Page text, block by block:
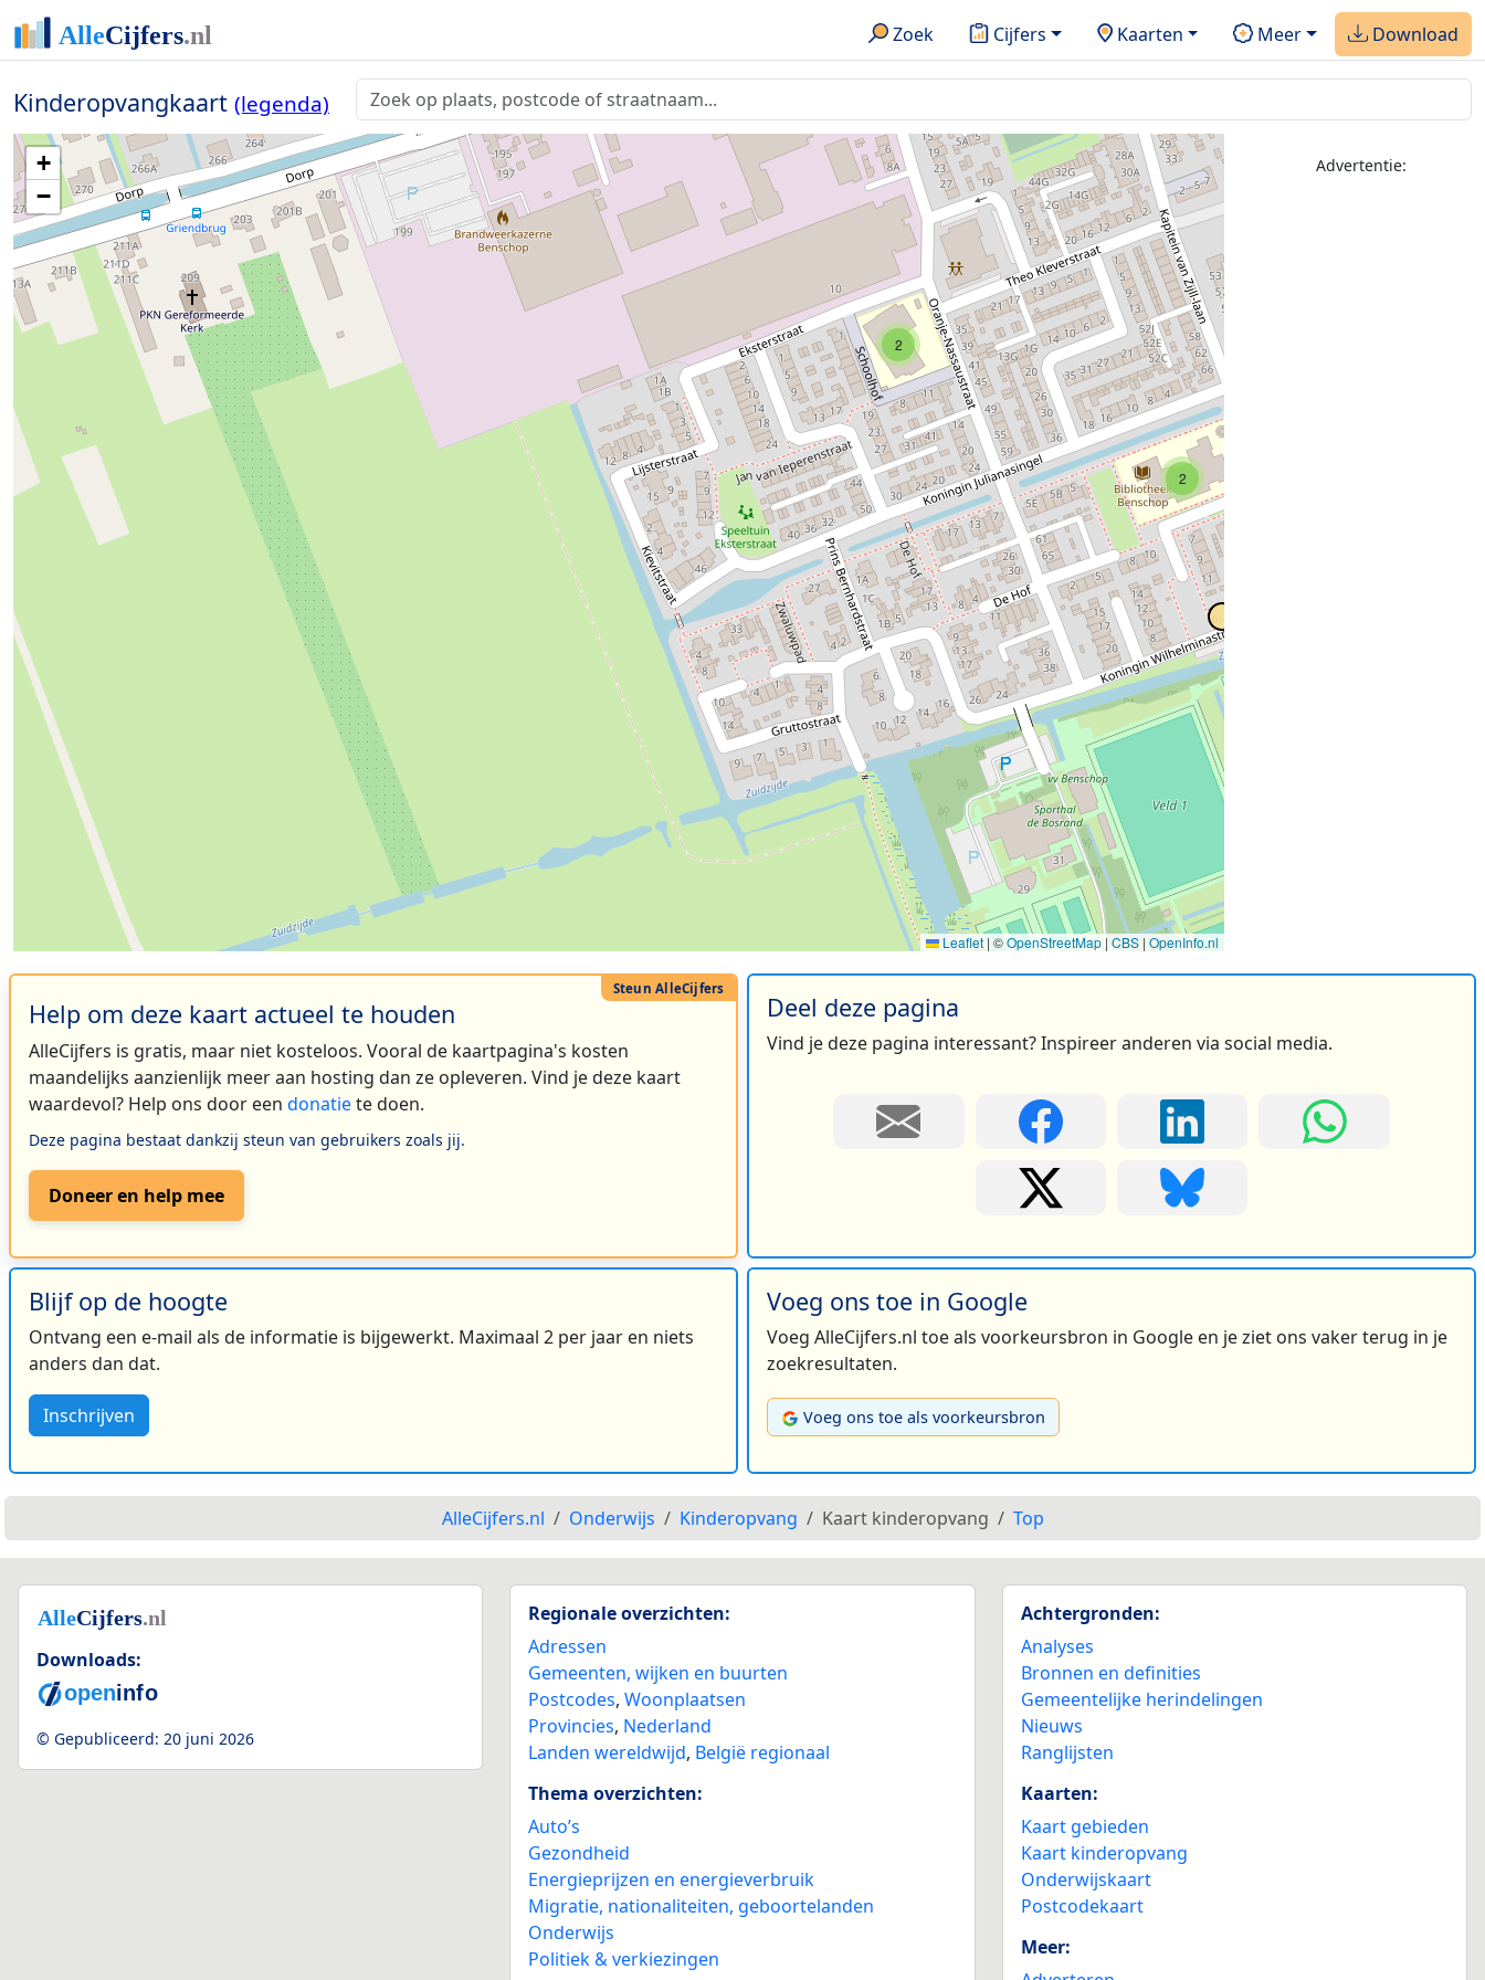
Zoek Cijfers Kaarten Meer Download
Kinderopvangkaart (legenda)
2
2
+
−
Leaflet | ©OpenStreetMap | CBS | OpenInfo.nl
Advertentie:
Help om deze kaart actueel te houden
AlleCijfers is gratis, maar niet kosteloos. Vooral de kaartpagina's kosten
maandelijks aanzienlijk meer aan hosting dan ze opleveren. Vind je deze kaart
waardevol? Help ons door een donatiete doen.
Deze pagina bestaat dankzij steun van gebruikers zoals jij.
Doneer en help mee
Deel deze pagina
Vind je deze pagina interessant? Inspireer anderen via social media.
Blijf op de hoogte
Ontvang een e-mail als de informatie is bijgewerkt. Maximaal 2 per jaar en niets
anders dan dat.
Inschrijven
Voeg ons toe in Google
Voeg AlleCijfers.nl toe als voorkeursbron in Google en je ziet ons vaker terug in je
zoekresultaten.
Voeg ons toe als voorkeursbron
AlleCijfers.nl Onderwijs Kinderopvang Kaart kinderopvang Top
Downloads:
© Gepubliceerd: 20 juni 2026
Regionale overzichten:
Adressen
Gemeenten, wijken en buurten
Postcodes,Woonplaatsen
Provincies, Nederland
Landen wereldwijd, België regionaal
Thema overzichten:
Auto’s
Gezondheid
Energieprijzen en energieverbruik
Migratie, nationaliteiten, geboortelanden
Onderwijs
Politiek & verkiezingen
Achtergronden:
Analyses
Bronnen en definities
Gemeentelijke herindelingen
Nieuws
Ranglijsten
Kaarten:
Kaart gebieden
Kaart kinderopvang
Onderwijskaart
Postcodekaart
Meer: